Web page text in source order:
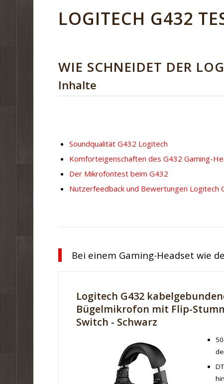
LOGITECH G432
WIE SCHNEIDET DER
Inhalte
Soundqualität G432 Logitech
Komforteigenschaften des G432 Gaming-
Der Mikrofontest beim G432
Nutzerfeedback und Bewertungen Logitech
Bei einem Gaming-Headset wie
Logitech G432
Bügelmikrofon mit Flip-
Switch - Schwarz